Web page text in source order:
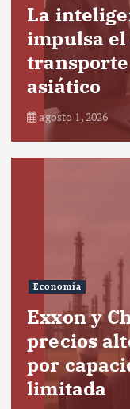
La
impulsa
asiático
agosto 1, 2026
Economía
Exxon y
precios
por
limitada